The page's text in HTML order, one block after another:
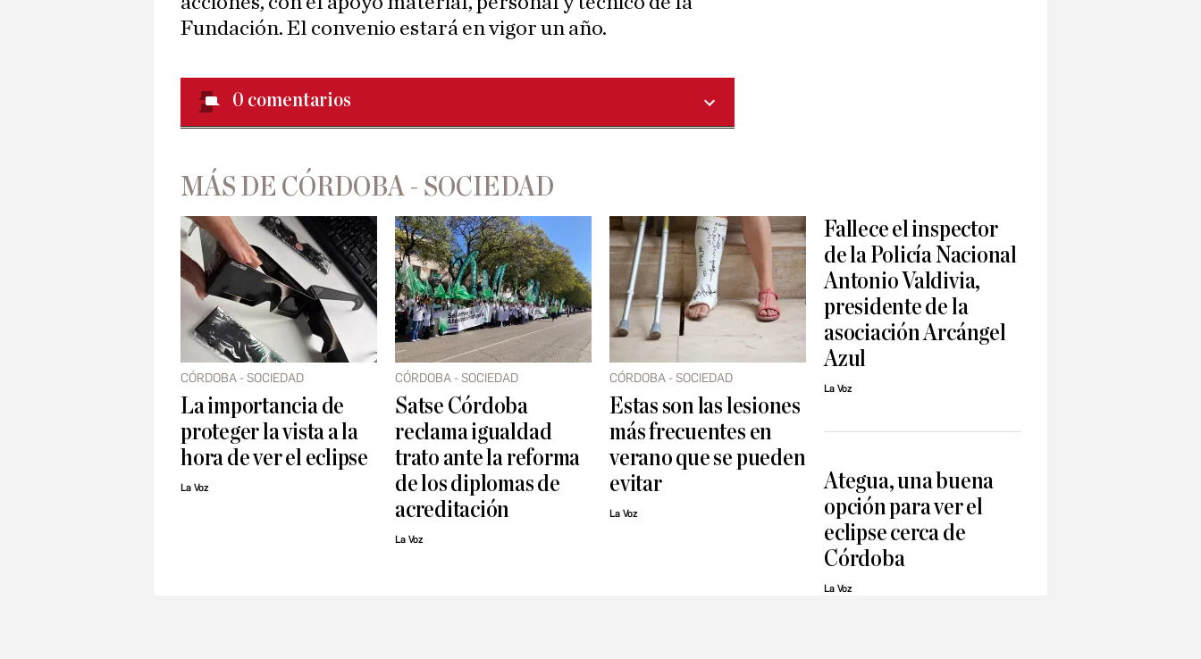
Fundación. El convenio estará en vigor un año.
0 comentarios
MÁS DE CÓRDOBA - SOCIEDAD
CÓRDOBA - SOCIEDAD
La importancia de
proteger la vista a la
hora de ver el eclipse
La Voz
CÓRDOBA - SOCIEDAD
Satse Córdoba
reclama igualdad
trato ante la reforma
de los diplomas de
acreditación
La Voz
CÓRDOBA - SOCIEDAD
Estas son las lesiones
más frecuentes en
verano que se pueden
evitar
La Voz
Fallece el inspector
de la Policía Nacional
Antonio Valdivia,
presidente de la
asociación Arcángel
Azul
La Voz
Ategua, una buena
opción para ver el
eclipse cerca de
Córdoba
La Voz